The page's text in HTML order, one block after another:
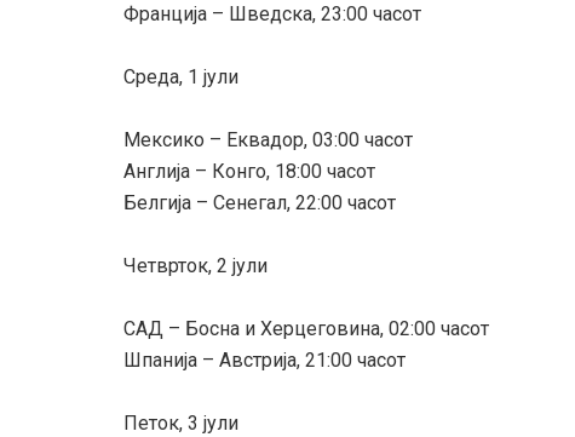
Франција – Шведска, 23:00 часот
Среда, 1 јули
Мексико – Еквадор, 03:00 часот
Англија – Конго, 18:00 часот
Белгија – Сенегал, 22:00 часот
Четврток, 2 јули
САД – Босна и Херцеговина, 02:00 часот
Шпанија – Австрија, 21:00 часот
Петок, 3 јули